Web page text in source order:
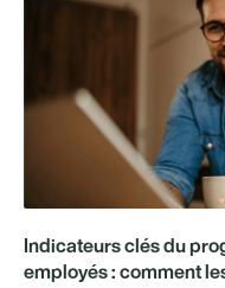
Indicateurs clés du
employés : comment